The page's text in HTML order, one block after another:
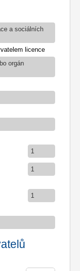
a sociálních
licence
orgán
1
1
1